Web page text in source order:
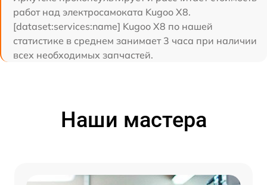
работ над электросамоката Kugoo X8.
[dataset:services:name] Kugoo X8 по нашей
статистике в среднем занимает 3 часа при наличии
всех необходимых запчастей.
Наши мастера